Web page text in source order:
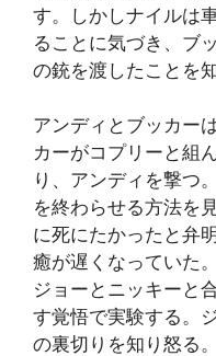
す。しかしナイルは
ることに気づき、ブ
の銃を渡したことを知
アンディとブッカー
カーがコプリーと組
り、アンディを撃つ
を終わらせる方法を
に死にたかったと弁
癒が遅くなっていた
ジョーとニッキーと
す覚悟で実験する。
の裏切りを知り怒る。